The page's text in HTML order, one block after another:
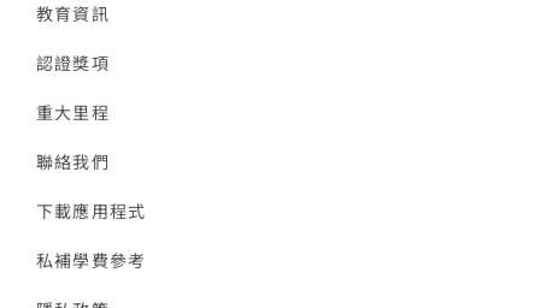
教育資訊
認證獎項
重大里程
聯絡我們
下載應用程式
私補學費參考